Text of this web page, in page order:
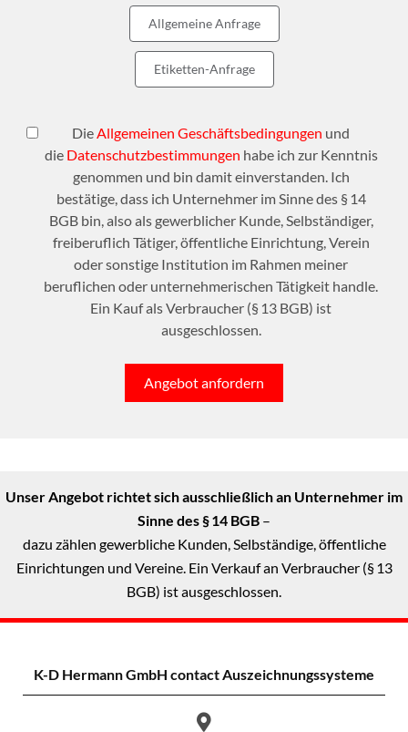
Allgemeine Anfrage
Etiketten-Anfrage
DieAllgemeinen Geschäftsbedingungen und
die Datenschutzbestimmungen habe ich zur Kenntnis
genommen und bin damit einverstanden. Ich
bestätige, dass ich Unternehmer im Sinne des § 14
BGB bin, also als gewerblicher Kunde, Selbständiger,
freiberuflich Tätiger, öffentliche Einrichtung, Verein
oder sonstige Institution im Rahmen meiner
beruflichen oder unternehmerischen Tätigkeit handle.
Ein Kauf als Verbraucher (§ 13 BGB) ist
ausgeschlossen.
Angebot anfordern
Unser Angebot richtet sich ausschließlich an Unternehmer im
Sinne des § 14 BGB –
dazu zählen gewerbliche Kunden, Selbständige, öffentliche
Einrichtungen und Vereine. Ein Verkauf an Verbraucher (§ 13
BGB) ist ausgeschlossen.
K-D Hermann GmbH contact Auszeichnungssysteme